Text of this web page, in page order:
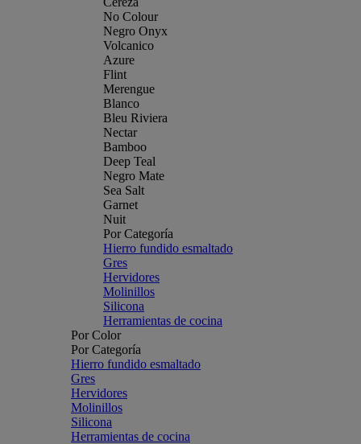
No Colour
Negro Onyx
Volcanico
Azure
Flint
Merengue
Blanco
Bleu Riviera
Nectar
Bamboo
Deep Teal
Negro Mate
Sea Salt
Garnet
Nuit
Por Categoría
Hierro fundido esmaltado
Gres
Hervidores
Molinillos
Silicona
Herramientas de cocina
Por Color
Por Categoría
Hierro fundido esmaltado
Gres
Hervidores
Molinillos
Silicona
Herramientas de cocina